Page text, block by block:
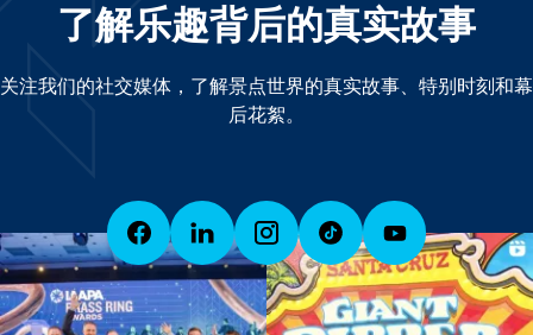
了解乐趣背后的真实故事
关注我们的社交媒体，了解景点世界的真实故事、特别时刻和幕
后花絮。